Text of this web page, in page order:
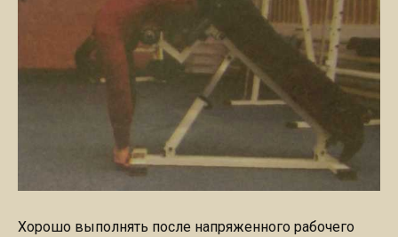
Хорошо выполнять после напряженного рабочего